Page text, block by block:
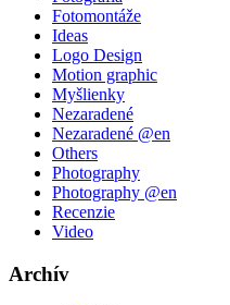
Fotomontáže
Ideas
Logo Design
Motion graphic
Myšlienky
Nezaradené
Nezaradené @en
Others
Photography
Photography @en
Recenzie
Video
Archív